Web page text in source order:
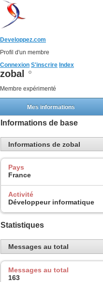
Developpez.com
Profil d'un membre
Connexion S'inscrire Index
zobal
Membre expérimenté
Mes informations
Informations de base
Informations de zobal
Pays
France
Activité
Développeur informatique
Statistiques
Messages au total
Messages au total
163